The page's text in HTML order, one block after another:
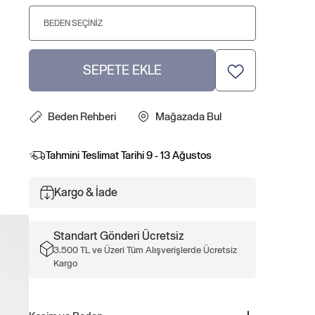
BEDEN SEÇINIZ
SEPETE EKLE
Beden Rehberi Mağazada Bul
Tahmini Teslimat Tarihi9 - 13 Ağustos
Kargo & İade
Standart Gönderi Ücretsiz
3.500 TL ve Üzeri Tüm Alışverişlerde Ücretsiz
Kargo